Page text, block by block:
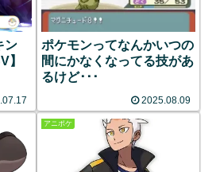
ン
】
ポケモンってなんかいつの
間にかなくなってる技があ
るけど･･･
2025.08.09
アニポケ